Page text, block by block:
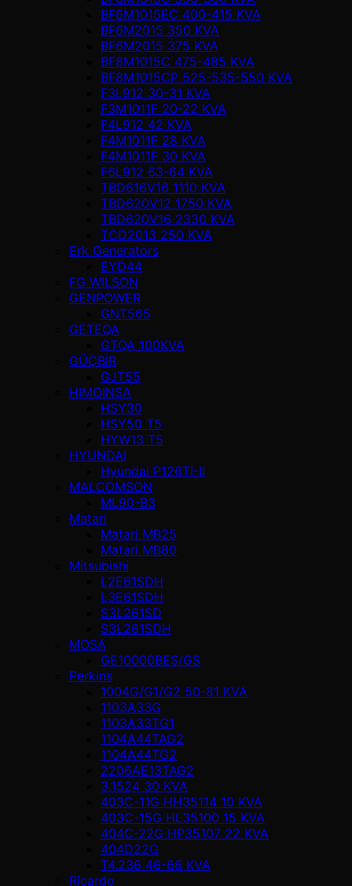
BF6M1015EC 400-415 KVA
BF6M2015 350 KVA
BF6M2015 375 KVA
BF8M1015C 475-485 KVA
BF8M1015CP 525-535-550 KVA
F3L912 30-31 KVA
F3M1011F 20-22 KVA
F4L912 42 KVA
F4M1011F 28 KVA
F4M1011F 30 KVA
F6L912 63-64 KVA
TBD616V16 1110 KVA
TBD620V12 1750 KVA
TBD620V16 2330 KVA
TCD2013 250 KVA
Erk Generators
EYD44
FG WILSON
GENPOWER
GNT565
GETEQA
GTQA 100KVA
GÜÇBİR
GJT55
HIMOINSA
HSY30
HSY50 T5
HYW13 T5
HYUNDAI
Hyundai P126TI-II
MALCOMSON
ML90-B3
Matari
Matari MB25
Matari MB80
Mitsubishi
L2E61SDH
L3E61SDH
S3L261SD
S3L261SDH
MOSA
GE10000BES/GS
Perkins
1004G/G1/G2 50-81 KVA
1103A33G
1103A33TG1
1104A44TAG2
1104A44TG2
2206AE13TAG2
3.1524 30 KVA
403C-11G HH35114 10 KVA
403C-15G HL35100 15 KVA
404C-22G HP35107 22 KVA
404D22G
T4.236 46-66 KVA
Ricardo